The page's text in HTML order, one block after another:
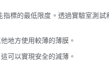
標的最低限度。透過實驗室測試
地方使用較薄的薄膜。
可以實現安全的減薄。